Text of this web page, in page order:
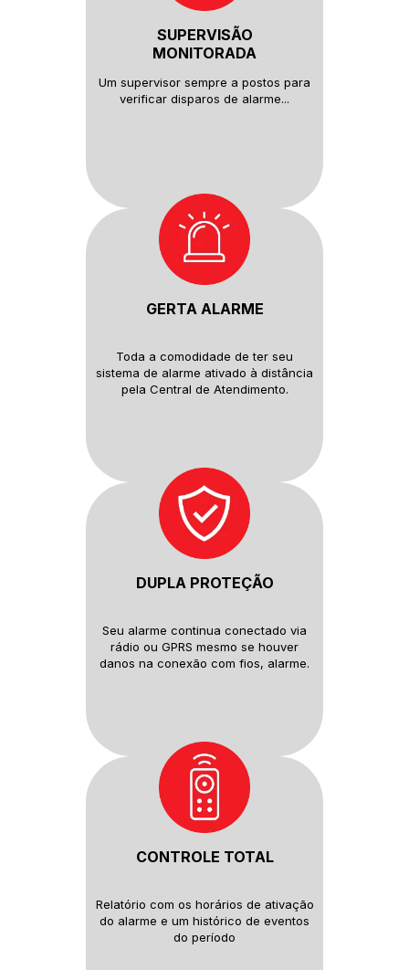
SUPERVISÃO
MONITORADA
Um supervisor sempre a postos para
verificar disparos de alarme...
GERTA ALARME
Toda a comodidade de ter seu
sistema de alarme ativado à distância
pela Central de Atendimento.
DUPLA PROTEÇÃO
Seu alarme continua conectado via
rádio ou GPRS mesmo se houver
danos na conexão com fios, alarme.
CONTROLE TOTAL
Relatório com os horários de ativação
do alarme e um histórico de eventos
do período